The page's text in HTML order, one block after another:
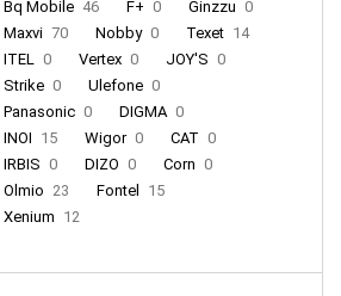
Bq Mobile 46 F+ 0 Ginzzu 0
Maxvi 70 Nobby 0 Texet 14
ITEL 0 Vertex 0 JOY'S 0
Strike 0 Ulefone 0
Panasonic 0 DIGMA 0
INOI 15 Wigor 0 CAT 0
IRBIS 0 DIZO 0 Corn 0
Olmio 23 Fontel
15
Xenium 12